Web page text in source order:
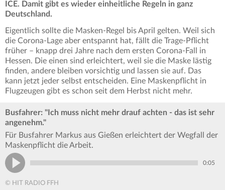
ICE. Damit gibt es wieder einheitliche Regeln in ganz
Deutschland.
Eigentlich sollte die Masken-Regel bis April gelten. Weil sich
die Corona-Lage aber entspannt hat, fällt die Trage-Pflicht
früher – knapp drei Jahre nach dem ersten Corona-Fall in
Hessen. Die einen sind erleichtert, weil sie die Maske lästig
finden, andere bleiben vorsichtig und lassen sie auf. Das
kann jetzt jeder selbst entscheiden. Eine Maskenpflicht in
Flugzeugen gibt es schon seit dem Herbst nicht mehr.
Busfahrer: "Ich muss nicht mehr drauf achten - das ist sehr
angenehm."
Für Busfahrer Markus aus Gießen erleichtert der Wegfall der
Maskenpflicht die Arbeit.
0:05
© HIT RADIO FFH